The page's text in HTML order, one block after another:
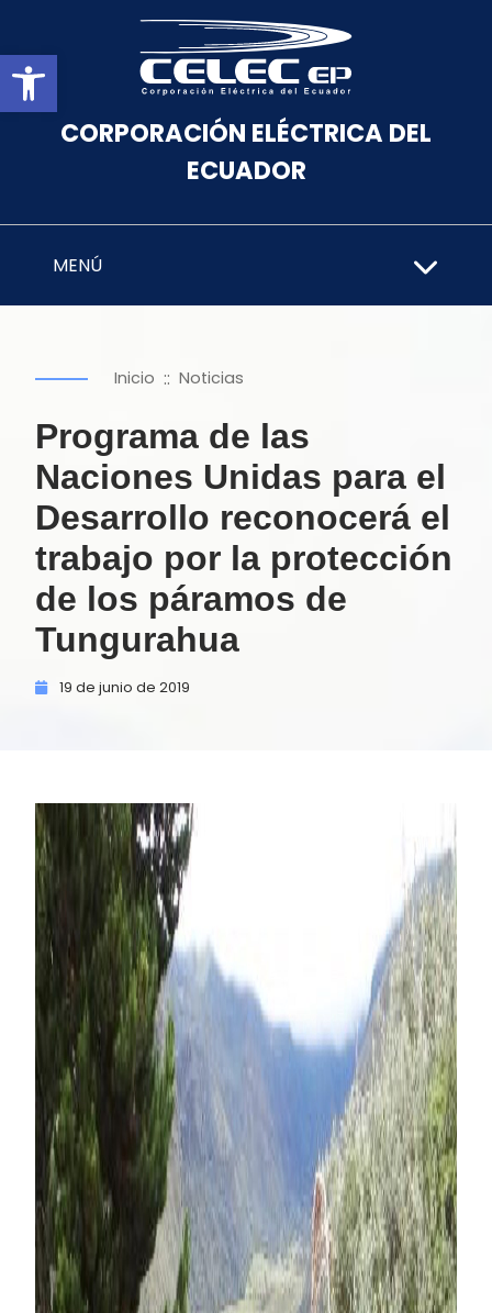
Abrir barra de herramientas
CORPORACIÓN ELÉCTRICA DEL
ECUADOR
MENÚ
Inicio :: Noticias
Programa de las
Naciones Unidas para el
Desarrollo reconocerá el
trabajo por la protección
de los páramos de
Tungurahua
19 de junio de 2019